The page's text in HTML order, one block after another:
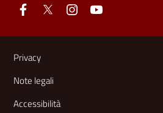
Link e informazioni
Privacy
Note legali
Accessibilità